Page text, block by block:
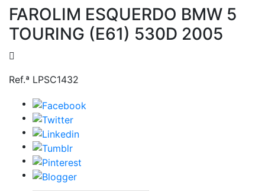
FAROLIM ESQUERDO BMW 5
TOURING (E61) 530D 2005
Ref.ª LPSC1432